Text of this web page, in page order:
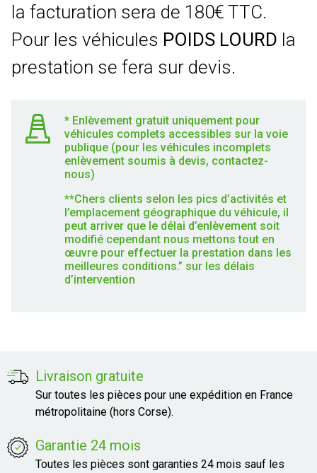
la facturation sera de 180€ TTC.
Pour les véhicules POIDS LOURD la
prestation se fera sur devis.
* Enlèvement gratuit uniquement pour
véhicules complets accessibles sur la voie
publique (pour les véhicules incomplets
enlèvement soumis à devis, contactez-
nous)
**Chers clients selon les pics d’activités et
l’emplacement géographique du véhicule, il
peut arriver que le délai d’enlèvement soit
modifié cependant nous mettons tout en
œuvre pour effectuer la prestation dans les
meilleures conditions.” sur les délais
d’intervention
Livraison gratuite
Sur toutes les pièces pour une expédition en France
métropolitaine (hors Corse).
Garantie 24 mois
Toutes les pièces sont garanties 24 mois sauf les